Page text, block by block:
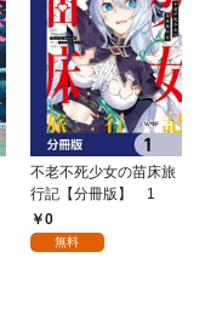
不老不死少女の苗床旅
行記【分冊版】 1
0
無料